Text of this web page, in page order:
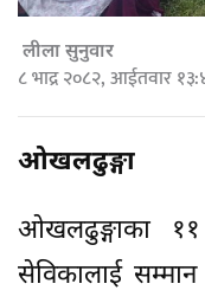
लीला सुनुवार
८ भाद्र २०८२, आईतवार
ओखलढुङ्गा
ओखलढुङ्गाका
सेविकालाई